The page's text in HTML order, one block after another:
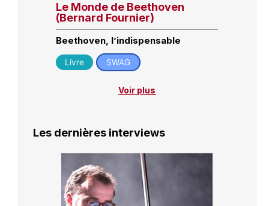
Le Monde de Beethoven
(Bernard Fournier)
Beethoven, l’indispensable
Livre SWAG
Voir plus
Les dernières interviews